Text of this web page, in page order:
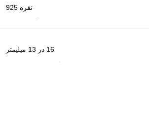
نقره 925
16 در 13 میلیمتر